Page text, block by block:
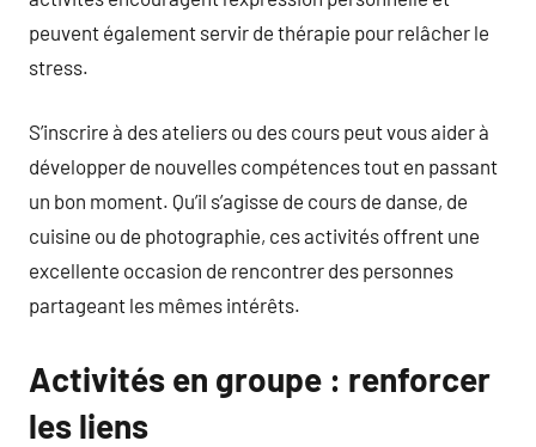
peuvent également servir de thérapie pour relâcher le
stress.
S’inscrire à des ateliers ou des cours peut vous aider à
développer de nouvelles compétences tout en passant
un bon moment. Qu’il s’agisse de cours de danse, de
cuisine ou de photographie, ces activités offrent une
excellente occasion de rencontrer des personnes
partageant les mêmes intérêts.
Activités en groupe : renforcer
les liens